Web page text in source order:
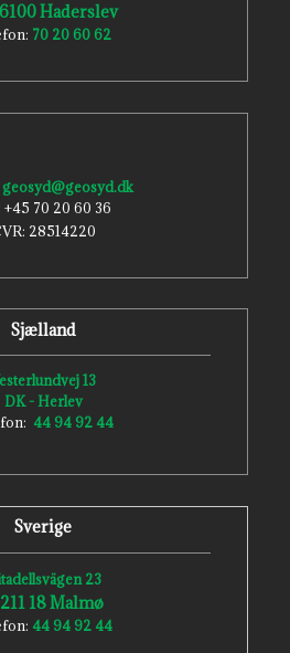
Haderslev​
70 20 60 62
geosyd@geosyd.dk
+45 70 20 60 36
​28514220
Sjælland
13
DK - Herlev
44 94 92 44
Sverige
23
18 Malmø
44 94 92 44